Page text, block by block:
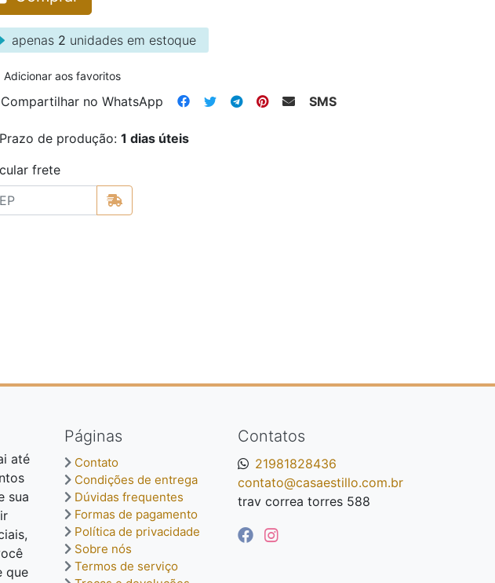
apenas 2 unidades em estoque
Adicionar aos favoritos
Compartilhar no WhatsApp SMS
Prazo de produção: 1 dias úteis
frete
Contatos
21981828436
contato@casaestillo.com.br
trav correa torres 588
Páginas
Contato
Condições de entrega
Dúvidas frequentes
Formas de pagamento
Política de privacidade
Sobre nós
Termos de serviço
até
sua
que